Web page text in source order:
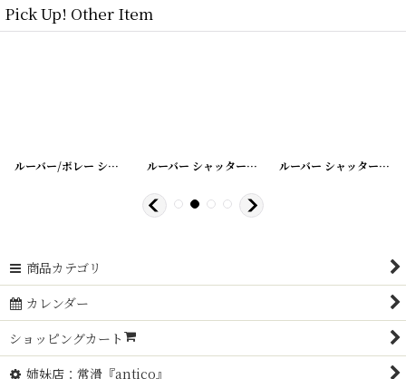
Pick Up! Other Item
[20200401-2] ルーバー/ボレー シャッター [20200401-1] ルーバー シャッター
[20200331-12 ] ルーバー シャッター
[
商品カテゴリ
カレンダー
ショッピングカート
姉妹店：常滑『antico』